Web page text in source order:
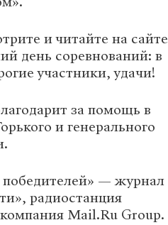
и читайте на сайте
день соревнований: в
участники, удачи!
за помощь в
и генерального
— журнал
радиостанция
Mail.Ru Group.